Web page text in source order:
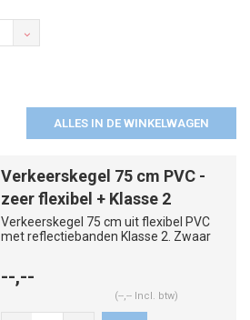
ALLES IN DE WINKELWAGEN
Verkeerskegel 75 cm PVC -
zeer flexibel + Klasse 2
Verkeerskegel 75 cm uit flexibel PVC
met reflectiebanden Klasse 2. Zwaar
--,--
(--,-- Incl. btw)